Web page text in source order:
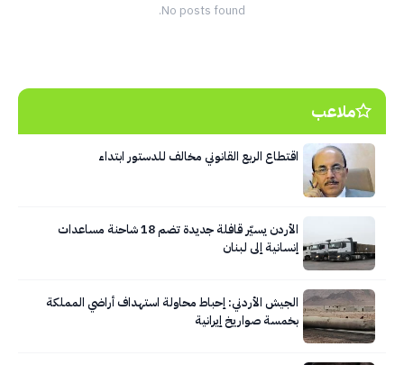
No posts found.
ملاعب
اقتطاع الربع القانوني مخالف للدستور ابتداء
الأردن يسيّر قافلة جديدة تضم 18 شاحنة مساعدات
إنسانية إلى لبنان
الجيش الأردني: إحباط محاولة استهداف أراضي المملكة
بخمسة صواريخ إيرانية